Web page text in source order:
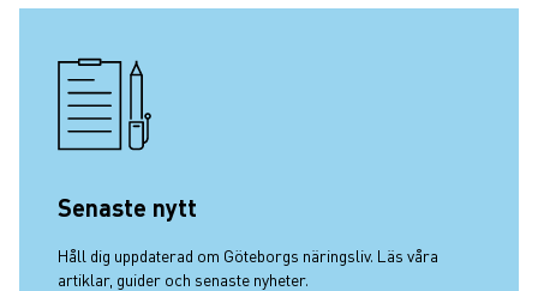
Senaste nytt
Håll dig uppdaterad om Göteborgs näringsliv. Läs våra
artiklar, guider och senaste nyheter.